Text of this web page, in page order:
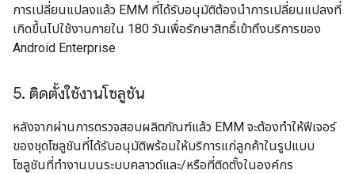
การเปลี่ยนแปลงแล้ว EMM ที่ได้รับอนุมัติต้องนำการเปลี่ยนแปลงที่
เกิดขึ้นไปใช้งานภายใน 180 วันเพื่อรักษาสิทธิ์เข้าถึงบริการของ
Android Enterprise
5. ติดตั้งใช้งานโซลูชัน
หลังจากผ่านการตรวจสอบผลิตภัณฑ์แล้ว EMM จะต้องทำให้ฟีเจอร์
ของชุดโซลูชันที่ได้รับอนุมัติพร้อมให้บริการแก่ลูกค้าในรูปแบบ
โซลูชันที่ทำงานบนระบบคลาวด์และ/หรือที่ติดตั้งในองค์กร